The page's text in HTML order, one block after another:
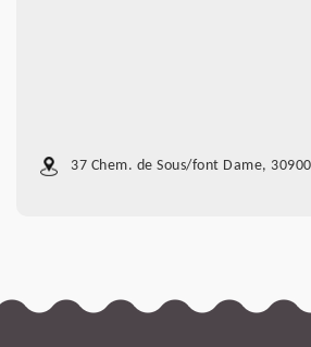
37 Chem. de Sous/font Dame,